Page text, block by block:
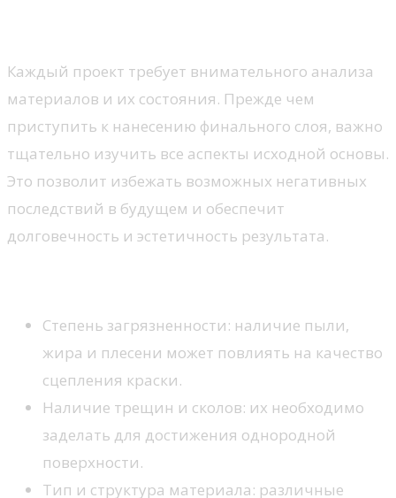
Каждый проект требует внимательного анализа
материалов и их состояния. Прежде чем
приступить к нанесению финального слоя, важно
тщательно изучить все аспекты исходной основы.
Это позволит избежать возможных негативных
последствий в будущем и обеспечит
долговечность и эстетичность результата.
Степень загрязненности: наличие пыли,
жира и плесени может повлиять на качество
сцепления краски.
Наличие трещин и сколов: их необходимо
заделать для достижения однородной
поверхности.
Тип и структура материала: различные